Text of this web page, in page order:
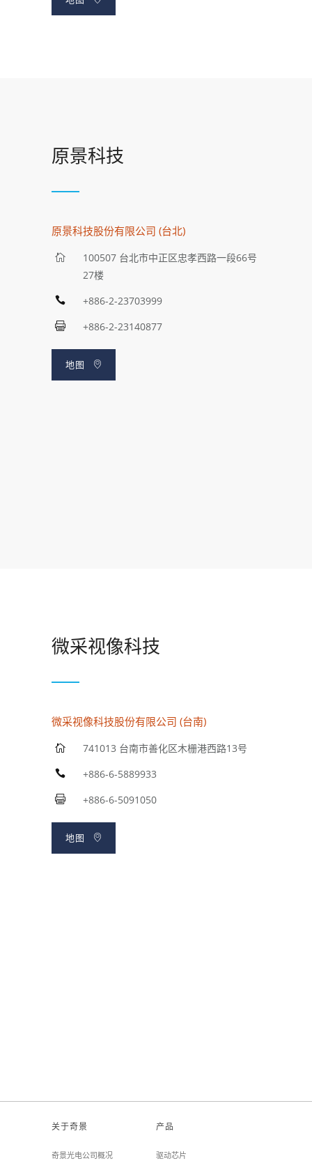
原景科技
原景科技股份有限公司 (台北)
100507 台北市中正区忠孝西路一段66号
27楼
+886-2-23703999
+886-2-23140877
地图
微采视像科技
微采视像科技股份有限公司 (台南)
741013 台南市善化区木栅港西路13号
+886-6-5889933
+886-6-5091050
地图
关于奇景
奇景光电公司概况
产品
驱动芯片